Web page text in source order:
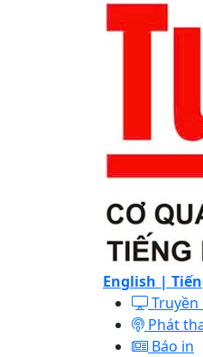
English |
Truyền
Phát
Báo in